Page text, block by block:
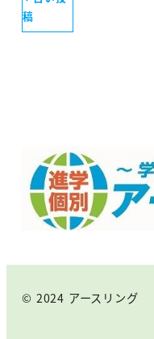
稿
© 2024 アースリング